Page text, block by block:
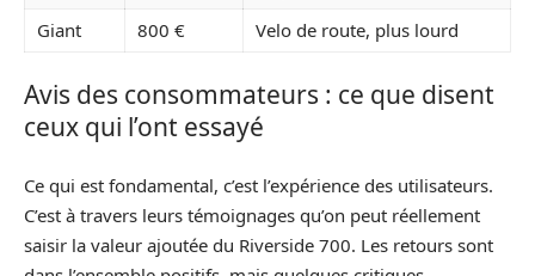
Giant
800 € Velo de route, plus lourd
Avis des consommateurs : ce que disent
ceux qui l’ont essayé
Ce qui est fondamental, c’est l’expérience des utilisateurs.
C’est à travers leurs témoignages qu’on peut réellement
saisir la valeur ajoutée du Riverside 700. Les retours sont